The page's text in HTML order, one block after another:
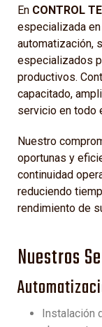
En CONTROL
especializada
automatización,
especializados
productivos.
capacitado,
servicio en todo
Nuestro
oportunas y
continuidad
reduciendo
rendimiento de
Nuestros
Instalación